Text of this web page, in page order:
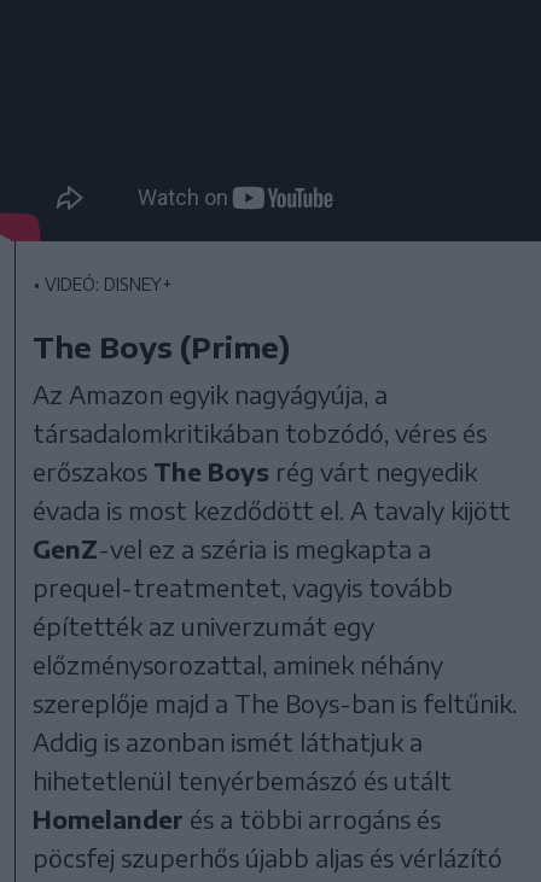
• VIDEÓ: DISNEY+
The Boys (Prime)
Az Amazon egyik nagyágyúja, a
társadalomkritikában tobzódó, véres és
erőszakos The Boys rég várt negyedik
évada is most kezdődött el. A tavaly kijött
GenZ-vel ez a széria is megkapta a
prequel-treatmentet, vagyis tovább
építették az univerzumát egy
előzménysorozattal, aminek néhány
szereplője majd a The Boys-ban is feltűnik.
Addig is azonban ismét láthatjuk a
hihetetlenül tenyérbemászó és utált
Homelander és a többi arrogáns és
pöcsfej szuperhős újabb aljas és vérlázító